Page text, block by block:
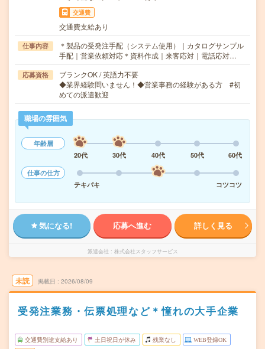
交通費
交通費支給あり
仕事内容
＊製品の受発注手配（システム使用）｜カタログサンプル
手配｜営業依頼対応＊資料作成｜来客応対｜電話応対…
応募資格
ブランクOK / 英語力不要
◆業界経験問いません！◆営業事務の経験がある方 #初
めての派遣歓迎
職場の雰囲気
年齢層
20代
30代 40代 50代
60代
仕事の仕方
テキパキ
コツコツ
気になる! 応募へ進む 詳しく見る
派遣会社 株式会社スタッフサービス
未読 掲載日 2026/08/09
受発注業務・伝票処理など＊憧れの大手企業
交通費別途支給あり 土日祝日が休み 残業なし WEB登録OK